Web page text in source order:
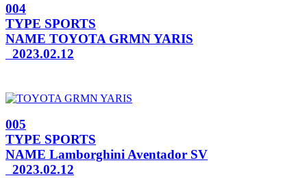
004
TYPE SPORTS
NAME TOYOTA GRMN YARIS
2023.02.12
005
TYPE SPORTS
NAME Lamborghini Aventador SV
2023.02.12